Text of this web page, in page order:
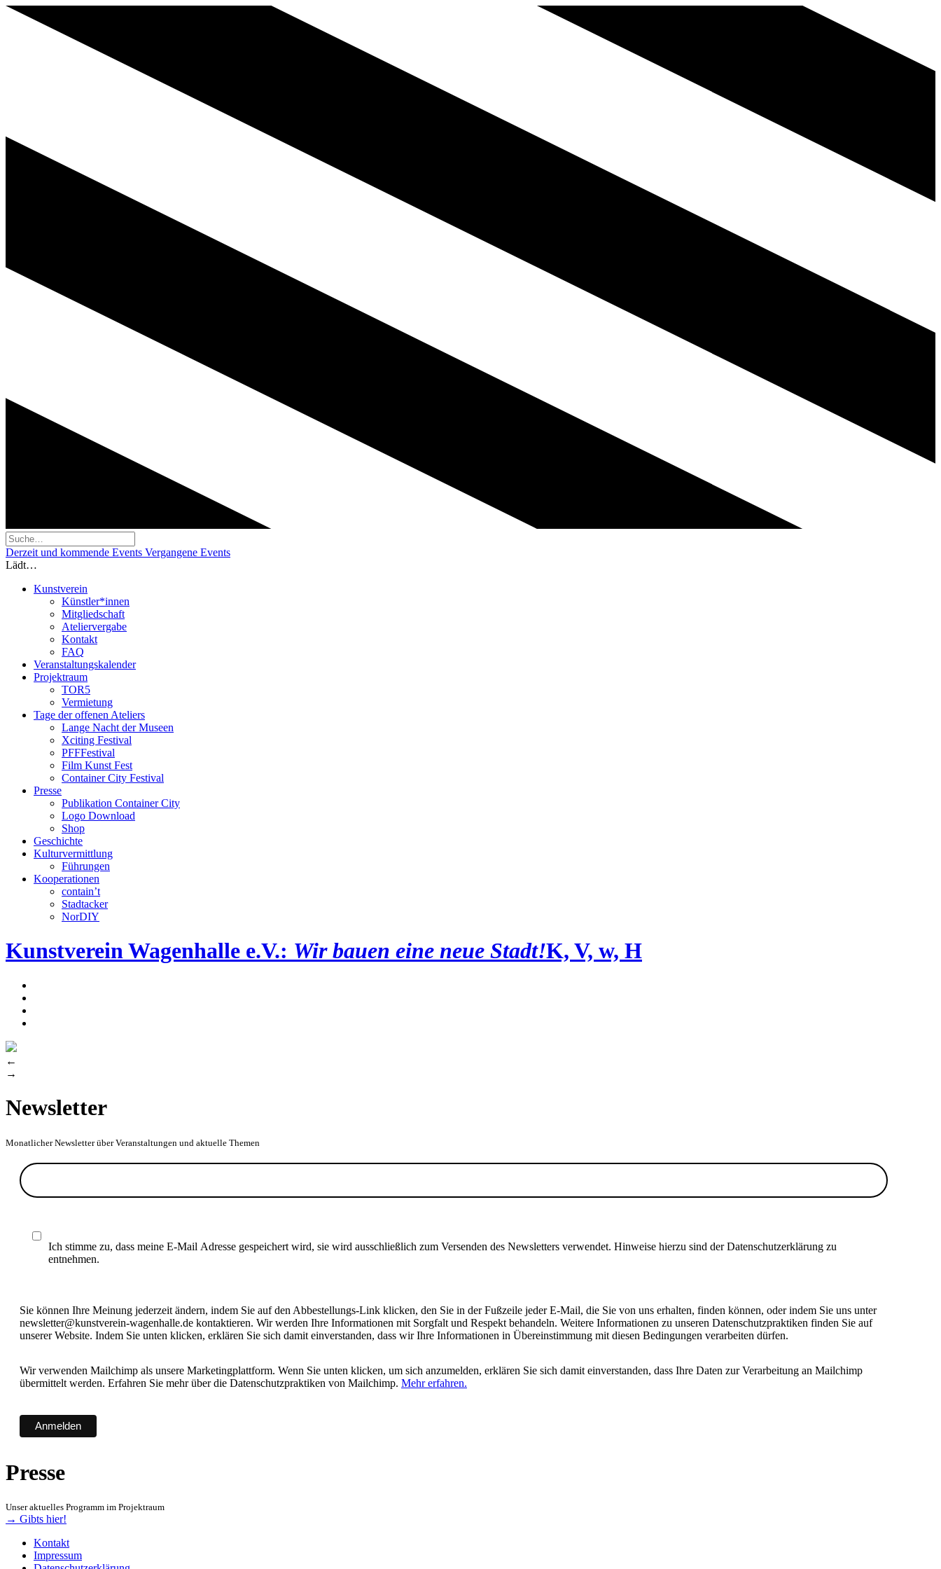
Derzeit und kommende Events Vergangene Events
Lädt…
Kunstverein
Künstler*innen
Mitgliedschaft
Ateliervergabe
Kontakt
FAQ
Veranstaltungskalender
Projektraum
TOR5
Vermietung
Tage der offenen Ateliers
Lange Nacht der Museen
Xciting Festival
PFFFestival
Film Kunst Fest
Container City Festival
Presse
Publikation Container City
Logo Download
Shop
Geschichte
Kulturvermittlung
Führungen
Kooperationen
contain’t
Stadtacker
NorDIY
Kunstverein Wagenhalle e.V.: Wir bauen eine neue Stadt!K, V, w, H
←
→
Newsletter
Monatlicher Newsletter über Veranstaltungen und aktuelle Themen
Ich stimme zu, dass meine E-Mail Adresse gespeichert wird, sie wird ausschließlich zum Versenden des Newsletters verwendet. Hinweise hierzu sind der Datenschutzerklärung zu
entnehmen.
Sie können Ihre Meinung jederzeit ändern, indem Sie auf den Abbestellungs-Link klicken, den Sie in der Fußzeile jeder E-Mail, die Sie von uns erhalten, finden können, oder indem Sie uns unter
newsletter@kunstverein-wagenhalle.de kontaktieren. Wir werden Ihre Informationen mit Sorgfalt und Respekt behandeln. Weitere Informationen zu unseren Datenschutzpraktiken finden Sie auf
unserer Website. Indem Sie unten klicken, erklären Sie sich damit einverstanden, dass wir Ihre Informationen in Übereinstimmung mit diesen Bedingungen verarbeiten dürfen.
Wir verwenden Mailchimp als unsere Marketingplattform. Wenn Sie unten klicken, um sich anzumelden, erklären Sie sich damit einverstanden, dass Ihre Daten zur Verarbeitung an Mailchimp
übermittelt werden. Erfahren Sie mehr über die Datenschutzpraktiken von Mailchimp. Mehr erfahren.
Presse
Unser aktuelles Programm im Projektraum
→ Gibts hier!
Kontakt
Impressum